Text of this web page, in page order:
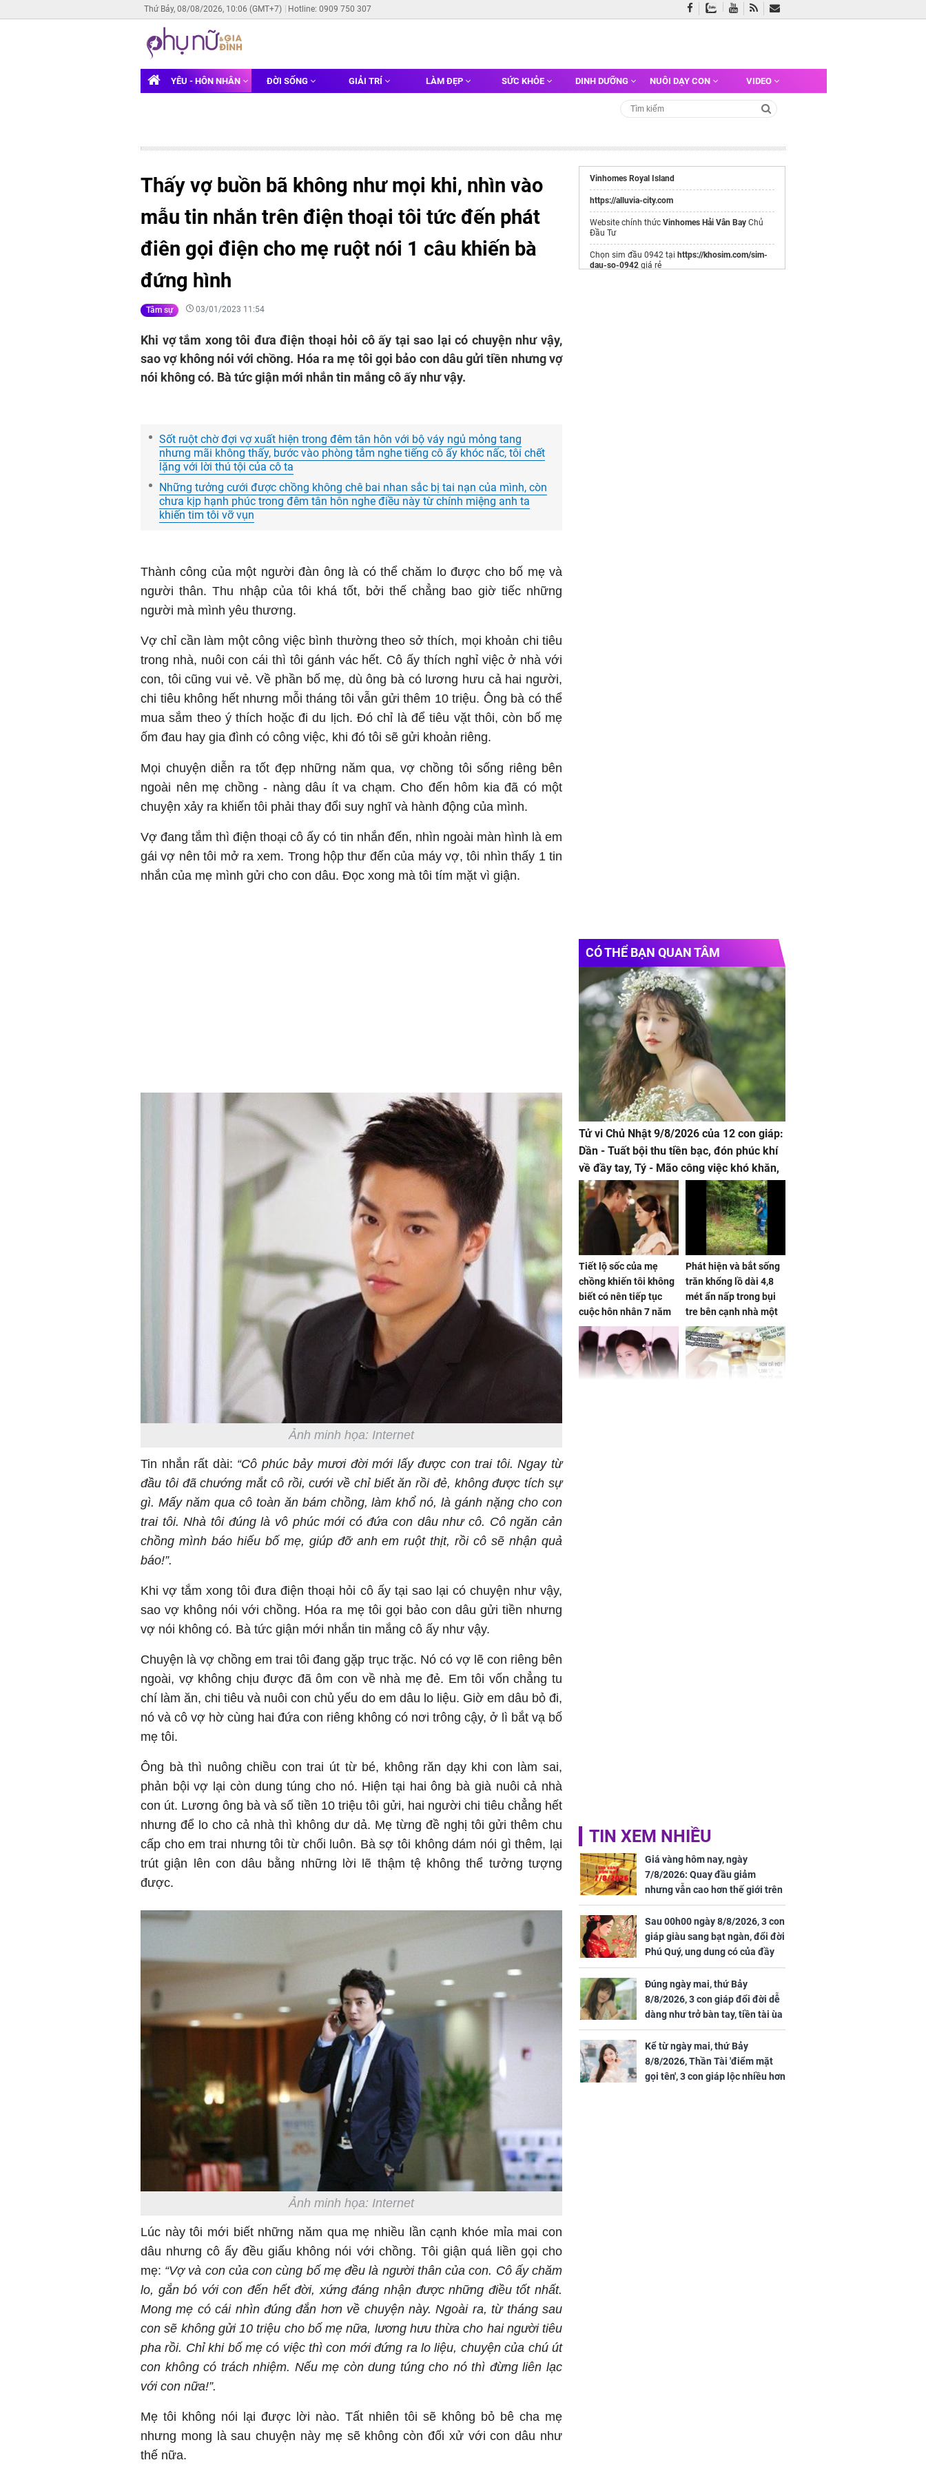
Thứ Bảy, 08/08/2026, 10:06 (GMT+7) Hotline: 0909 750 307
YÊU - HÔN NHÂN ĐỜI SỐNG GIẢI TRÍ LÀM ĐẸP SỨC KHỎE DINH DƯỠNG NUÔI DẠY CON VIDEO
Thấy vợ buồn bã không như mọi khi, nhìn vào
mẫu tin nhắn trên điện thoại tôi tức đến phát
điên gọi điện cho mẹ ruột nói 1 câu khiến bà
đứng hình
Tâm sự 03/01/2023 11:54
Khi vợ tắm xong tôi đưa điện thoại hỏi cô ấy tại sao lại có chuyện như vậy,
sao vợ không nói với chồng. Hóa ra mẹ tôi gọi bảo con dâu gửi tiền nhưng vợ
nói không có. Bà tức giận mới nhắn tin mắng cô ấy như vậy.
Sốt ruột chờ đợi vợ xuất hiện trong đêm tân hôn với bộ váy ngủ mỏng tang
nhưng mãi không thấy, bước vào phòng tắm nghe tiếng cô ấy khóc nấc, tôi chết
lặng với lời thú tội của cô ta
Những tưởng cưới được chồng không chê bai nhan sắc bị tai nạn của mình, còn
chưa kịp hạnh phúc trong đêm tân hôn nghe điều này từ chính miệng anh ta
khiến tim tôi vỡ vụn
Thành công của một người đàn ông là có thể chăm lo được cho bố mẹ và
người thân. Thu nhập của tôi khá tốt, bởi thế chẳng bao giờ tiếc những
người mà mình yêu thương.
Vợ chỉ cần làm một công việc bình thường theo sở thích, mọi khoản chi tiêu
trong nhà, nuôi con cái thì tôi gánh vác hết. Cô ấy thích nghỉ việc ở nhà với
con, tôi cũng vui vẻ. Về phần bố mẹ, dù ông bà có lương hưu cả hai người,
chi tiêu không hết nhưng mỗi tháng tôi vẫn gửi thêm 10 triệu. Ông bà có thể
mua sắm theo ý thích hoặc đi du lịch. Đó chỉ là để tiêu vặt thôi, còn bố mẹ
ốm đau hay gia đình có công việc, khi đó tôi sẽ gửi khoản riêng.
Mọi chuyện diễn ra tốt đẹp những năm qua, vợ chồng tôi sống riêng bên
ngoài nên mẹ chồng - nàng dâu ít va chạm. Cho đến hôm kia đã có một
chuyện xảy ra khiến tôi phải thay đổi suy nghĩ và hành động của mình.
Vợ đang tắm thì điện thoại cô ấy có tin nhắn đến, nhìn ngoài màn hình là em
gái vợ nên tôi mở ra xem. Trong hộp thư đến của máy vợ, tôi nhìn thấy 1 tin
nhắn của mẹ mình gửi cho con dâu. Đọc xong mà tôi tím mặt vì giận.
Ảnh minh họa: Internet
Tin nhắn rất dài: “Cô phúc bảy mươi đời mới lấy được con trai tôi. Ngay từ
đầu tôi đã chướng mắt cô rồi, cưới về chỉ biết ăn rồi đẻ, không được tích sự
gì. Mấy năm qua cô toàn ăn bám chồng, làm khổ nó, là gánh nặng cho con
trai tôi. Nhà tôi đúng là vô phúc mới có đứa con dâu như cô. Cô ngăn cản
chồng mình báo hiếu bố mẹ, giúp đỡ anh em ruột thịt, rồi cô sẽ nhận quả
báo!”.
Khi vợ tắm xong tôi đưa điện thoại hỏi cô ấy tại sao lại có chuyện như vậy,
sao vợ không nói với chồng. Hóa ra mẹ tôi gọi bảo con dâu gửi tiền nhưng
vợ nói không có. Bà tức giận mới nhắn tin mắng cô ấy như vậy.
Chuyện là vợ chồng em trai tôi đang gặp trục trặc. Nó có vợ lẽ con riêng bên
ngoài, vợ không chịu được đã ôm con về nhà mẹ đẻ. Em tôi vốn chẳng tu
chí làm ăn, chi tiêu và nuôi con chủ yếu do em dâu lo liệu. Giờ em dâu bỏ đi,
nó và cô vợ hờ cùng hai đứa con riêng không có nơi trông cậy, ở lì bắt vạ bố
mẹ tôi.
Ông bà thì nuông chiều con trai út từ bé, không răn dạy khi con làm sai,
phản bội vợ lại còn dung túng cho nó. Hiện tại hai ông bà già nuôi cả nhà
con út. Lương ông bà và số tiền 10 triệu tôi gửi, hai người chi tiêu chẳng hết
nhưng để lo cho cả nhà thì không dư dả. Mẹ từng đề nghị tôi gửi thêm chu
cấp cho em trai nhưng tôi từ chối luôn. Bà sợ tôi không dám nói gì thêm, lại
trút giận lên con dâu bằng những lời lẽ thậm tệ không thể tưởng tượng
được.
Ảnh minh họa: Internet
Lúc này tôi mới biết những năm qua mẹ nhiều lần cạnh khóe mỉa mai con
dâu nhưng cô ấy đều giấu không nói với chồng. Tôi giận quá liền gọi cho
mẹ: “Vợ và con của con cùng bố mẹ đều là người thân của con. Cô ấy chăm
lo, gắn bó với con đến hết đời, xứng đáng nhận được những điều tốt nhất.
Mong mẹ có cái nhìn đúng đắn hơn về chuyện này. Ngoài ra, từ tháng sau
con sẽ không gửi 10 triệu cho bố mẹ nữa, lương hưu thừa cho hai người tiêu
pha rồi. Chỉ khi bố mẹ có việc thì con mới đứng ra lo liệu, chuyện của chú út
con không có trách nhiệm. Nếu mẹ còn dung túng cho nó thì đừng liên lạc
với con nữa!”.
Mẹ tôi không nói lại được lời nào. Tất nhiên tôi sẽ không bỏ bê cha mẹ
nhưng mong là sau chuyện này mẹ sẽ không còn đối xử với con dâu như
thế nữa.
Vinhomes Royal Island
https://alluvia-city.com
Website chính thức Vinhomes Hải Vân Bay Chủ
Đầu Tư
Chọn sim đầu 0942 tại https://khosim.com/sim-
dau-so-0942 giá rẻ
CÓ THỂ BẠN QUAN TÂM
Tử vi Chủ Nhật 9/8/2026 của 12 con giáp:
Dần - Tuất bội thu tiền bạc, đón phúc khí
về đầy tay, Tý - Mão công việc khó khăn,
tiền bạc đội nón ra đi
Tiết lộ sốc của mẹ
chồng khiến tôi không
biết có nên tiếp tục
cuộc hôn nhân 7 năm
nữa hay không
Phát hiện và bắt sống
trăn khổng lồ dài 4,8
mét ẩn nấp trong bụi
tre bên cạnh nhà một
cụ bà
TIN XEM NHIỀU
Giá vàng hôm nay, ngày
7/8/2026: Quay đầu giảm
nhưng vẫn cao hơn thế giới trên
7 triệu đồng
Sau 00h00 ngày 8/8/2026, 3 con
giáp giàu sang bạt ngàn, đổi đời
Phú Quý, ung dung có của đầy
nhà, ngày càng hưng thịnh sung
túc
Đúng ngày mai, thứ Bảy
8/8/2026, 3 con giáp đổi đời dễ
dàng như trở bàn tay, tiền tài ùa
tới, ngồi không lộc cũng đến,
phú quý theo tới già
Kể từ ngày mai, thứ Bảy
8/8/2026, Thần Tài 'điểm mặt
gọi tên', 3 con giáp lộc nhiều hơn